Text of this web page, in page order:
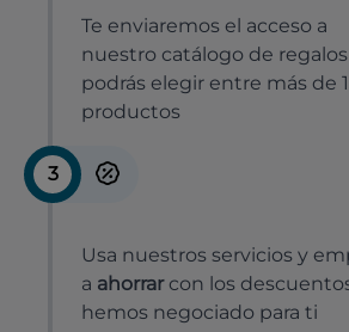
Te enviaremos el acceso a
nuestro catálogo de
podrás elegir entre más de
productos
3
Usa nuestros servicios y
a ahorrar con los
hemos negociado para ti